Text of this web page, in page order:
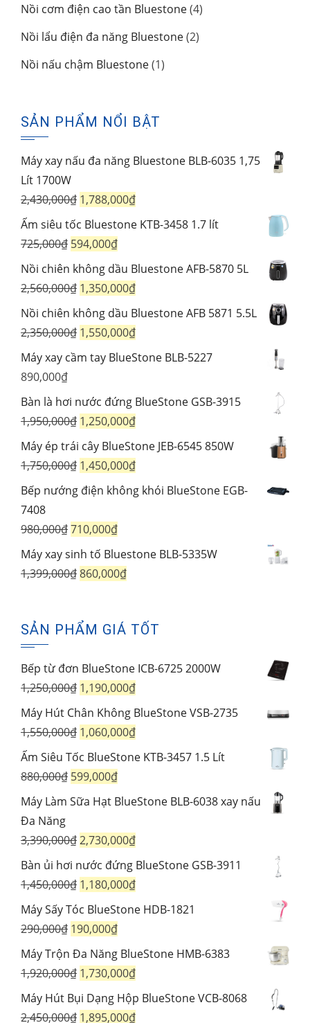
phẩm
Nồi cơm điện cao tần Bluestone 44
Nồi lẩu điện đa năng Bluestone 22
Nồi nấu chậm Bluestone 11
SẢN PHẨM NỔI BẬT
Máy xay nấu đa năng Bluestone BLB-6035 1,75
Lít 1700W
2,430,000₫ Giá
gốc
là:
1,788,000₫Giá
hiện
1,788,000₫.
Ấm siêu tốc Bluestone KTB-3458 1.7 lít
725,000₫ Giá
gốc
là:
594,000₫Giá
hiện
tại
594,000₫.
Nồi chiên không dầu Bluestone AFB-5870 5L
2,560,000₫ Giá
gốc
là:
1,350,000₫Giá
hiện
tại
1,350,000₫.
Nồi chiên không dầu Bluestone AFB 5871 5.5L
2,350,000₫ Giá
gốc
1,550,000₫Giá
hiện
1,550,000₫.
Máy xay cầm tay BlueStone BLB-5227
890,000₫
Bàn là hơi nước đứng BlueStone GSB-3915
1,950,000₫ Giá
gốc
là:
1,250,000₫Giá
tại
1,250,000₫.
Máy ép trái cây BlueStone JEB-6545 850W
1,750,000₫ Giá
gốc
1,750,000₫.
1,450,000₫Giá
hiện
Bếp nướng điện không khói BlueStone EGB-
7408
980,000₫Giá
gốc
là:
710,000₫Giá
hiện
tại
Máy xay sinh tố Bluestone BLB-5335W
1,399,000₫Giá
1,399,000₫.
860,000₫Giá
là:
SẢN PHẨM GIÁ TỐT
Bếp từ đơn BlueStone ICB-6725 2000W
1,250,000₫ Giá
gốc
là:
1,190,000₫Giá
hiện
tại
1,190,000₫.
Máy Hút Chân Không BlueStone VSB-2735
1,550,000₫ Giá
gốc
là:
1,060,000₫Giá
hiện
1,060,000₫.
Ấm Siêu Tốc BlueStone KTB-3457 1.5 Lít
880,000₫ Giá
gốc
880,000₫.
599,000₫Giá
hiện
là:
Máy Làm Sữa Hạt BlueStone BLB-6038 xay nấu
Đa Năng
3,390,000₫ Giá
gốc
là:
2,730,000₫Giá
hiện
tại
2,730,000₫.
Bàn ủi hơi nước đứng BlueStone GSB-3911
1,450,000₫ Giá
gốc
là:
1,180,000₫Giá
hiện
1,180,000₫.
Máy Sấy Tóc BlueStone HDB-1821
290,000₫ Giá
gốc
là:
190,000₫Giá
hiện
tại
190,000₫.
Máy Trộn Đa Năng BlueStone HMB-6383
1,920,000₫ Giá
gốc
là:
1,730,000₫Giá
hiện
tại
Máy Hút Bụi Dạng Hộp BlueStone VCB-8068
2,450,000₫ Giá
1,895,000₫Giá